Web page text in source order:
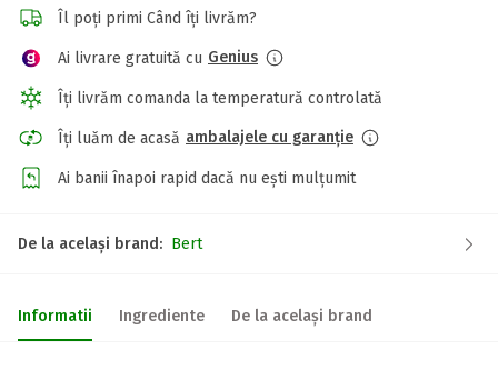
Îl poți primi Când îți livrăm?
Ai livrare gratuită cu Genius
Îți livrăm comanda la temperatură controlată
Îți luăm de acasă ambalajele cu garanție
Ai banii înapoi rapid dacă nu ești mulțumit
De la același brand: Bert
Informatii Ingrediente De la același brand